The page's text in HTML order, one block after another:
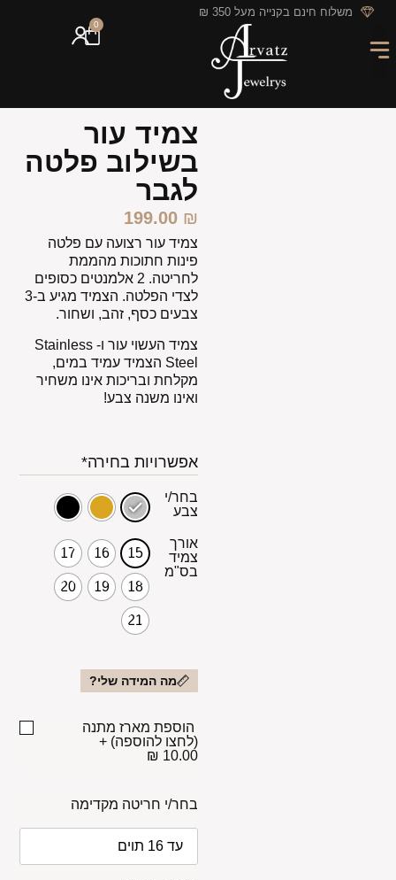
לתוכן משלוח חינם בקנייה מעל 350 ₪
0
צמיד עור
בשילוב פלטה
לגבר
199.00 ₪
צמיד עור רצועה עם פלטה
פינות חתוכות מהממת
לחריטה. 2 אלמנטים כסופים
לצדי הפלטה. הצמיד מגיע ב-3
צבעים כסף, זהב, ושחור.
צמיד העשוי עור ו- Stainless
Steel הצמיד עמיד במים,
מקלחת ובריכות אינו משחיר
ואינו משנה צבע!
אפשרויות בחירה*
בחר/י
צבע
אורך
צמיד
בס"מ
15
16
17
18
19
20
21
מה המידה שלי?
הוספת מארז מתנה
(לחצו להוספה) +
10.00 ₪
בחר/י חריטה מקדימה